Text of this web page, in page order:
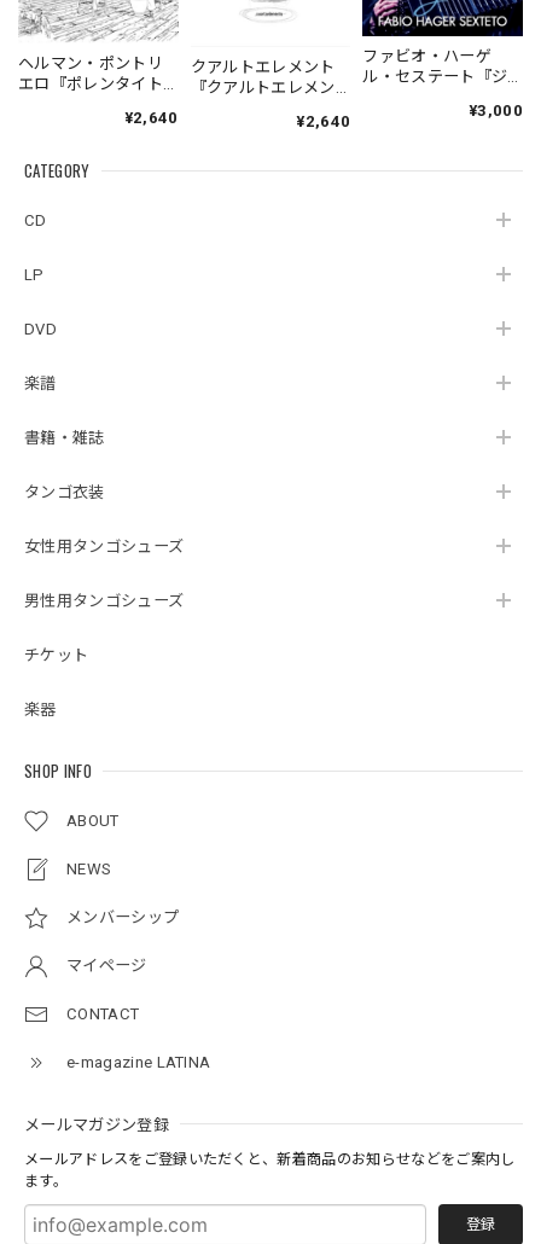
CATEGORY
CD
LP
DVD
楽譜
書籍・雑誌
タンゴ衣装
女性用タンゴシューズ
男性用タンゴシューズ
チケット
楽器
SHOP INFO
ABOUT
NEWS
メンバーシップ
マイページ
CONTACT
e-magazine LATINA
メールマガジン登録
メールアドレスをご登録いただくと、新着商品のお知らせなどをご案内し
ます。
登録
ヘルマン・ポントリ
エロ『ポレンタイト
Pontoriero『POLENT
la Ribera』
¥2,640
クアルトエレメント
『クアルトエレメン
Cuartoelemento『Cu
（007RECORDS-27）
¥2,640
ファビオ・ハーゲ
ル・セステート『ジ
¥3,000